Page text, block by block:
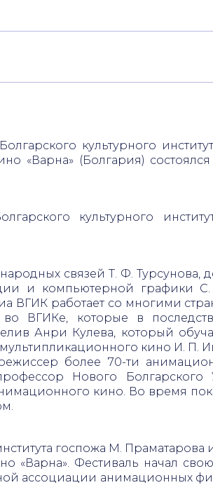
культурного
«Варна» (Болгария)
культурного
связей Т. Ф. Турсунова,
и компьютерной графики
ВГИК работает со многими
во ВГИКе, которые в
Анри Кулева, который
мультипликационного кино И.
более 70-ти
Нового
кино. Во время
госпожа М.
«Варна». Фестиваль начал
ассоциации анимационных